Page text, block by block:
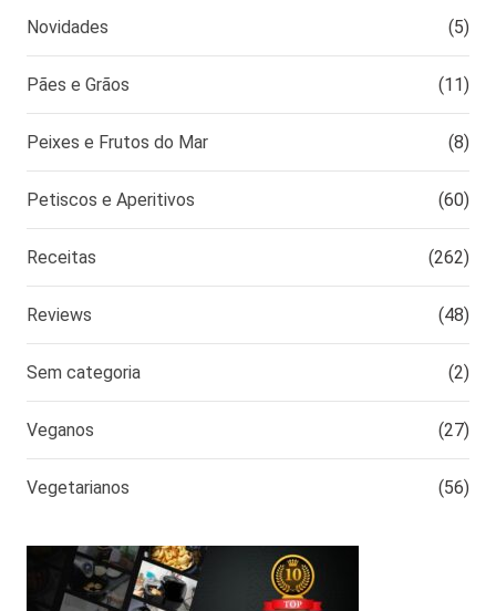
Novidades (5)
Pães e Grãos (11)
Peixes e Frutos do Mar (8)
Petiscos e Aperitivos (60)
Receitas (262)
Reviews (48)
Sem categoria (2)
Veganos (27)
Vegetarianos (56)